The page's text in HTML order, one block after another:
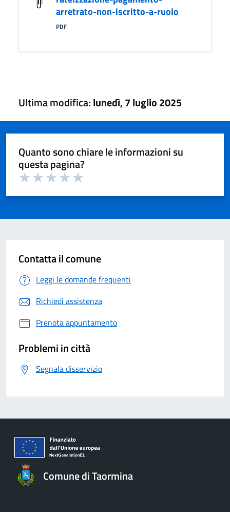
arretrato-non-iscritto-a-ruolo
PDF
Ultima modifica:lunedì, 7 luglio 2025
Quanto sono chiare le informazioni su
questa pagina?
Contatta il comune
Leggi le domande frequenti
Richiedi assistenza
Prenota appuntamento
Problemi in città
Segnala disservizio
Comune di Taormina